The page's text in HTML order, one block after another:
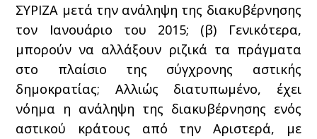
ΣΥΡΙΖΑ μετά την ανάληψη της διακυβέρνησης
τον Ιανουάριο του 2015; (β) Γενικότερα,
μπορούν να αλλάξουν ριζικά τα πράγματα
στο πλαίσιο της σύγχρονης αστικής
δημοκρατίας; Αλλιώς διατυπωμένο, έχει
νόημα η ανάληψη της διακυβέρνησης ενός
αστικού κράτους από την Αριστερά, με